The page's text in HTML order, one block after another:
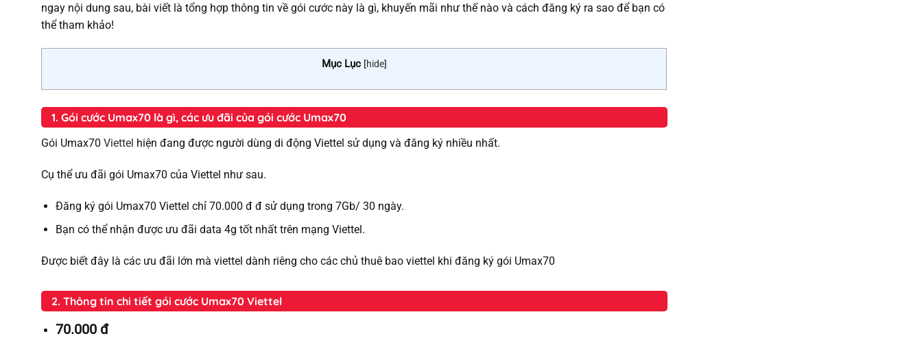
ngay nội dung sau, bài viết là tổng hợp thông tin về gói cước này là gì, khuyến mãi như thế nào và cách đăng ký ra sao để bạn có
thể tham khảo!
Mục Lục [hide]
1. Gói cước Umax70 là gì, các ưu đãi của gói cước Umax70
Gói Umax70Viettel hiện đang được người dùng di động Viettel sử dụng và đăng ký nhiều nhất.
Cụ thể ưu đãi gói Umax70 của Viettel như sau.
Đăng ký gói Umax70 Viettel chỉ 70.000 đ đ sử dụng trong 7Gb/ 30 ngày.
Bạn có thể nhận được ưu đãi data 4g tốt nhất trên mạng Viettel.
Được biết đây là các ưu đãi lớn mà viettel dành riêng cho các chủ thuê bao viettel khi đăng ký gói Umax70
2. Thông tin chi tiết gói cước Umax70 Viettel
70.000 đ